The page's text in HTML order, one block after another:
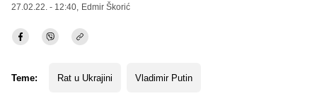
27.02.22. - 12:40, Edmir Škorić
Teme: Rat u Ukrajini Vladimir Putin